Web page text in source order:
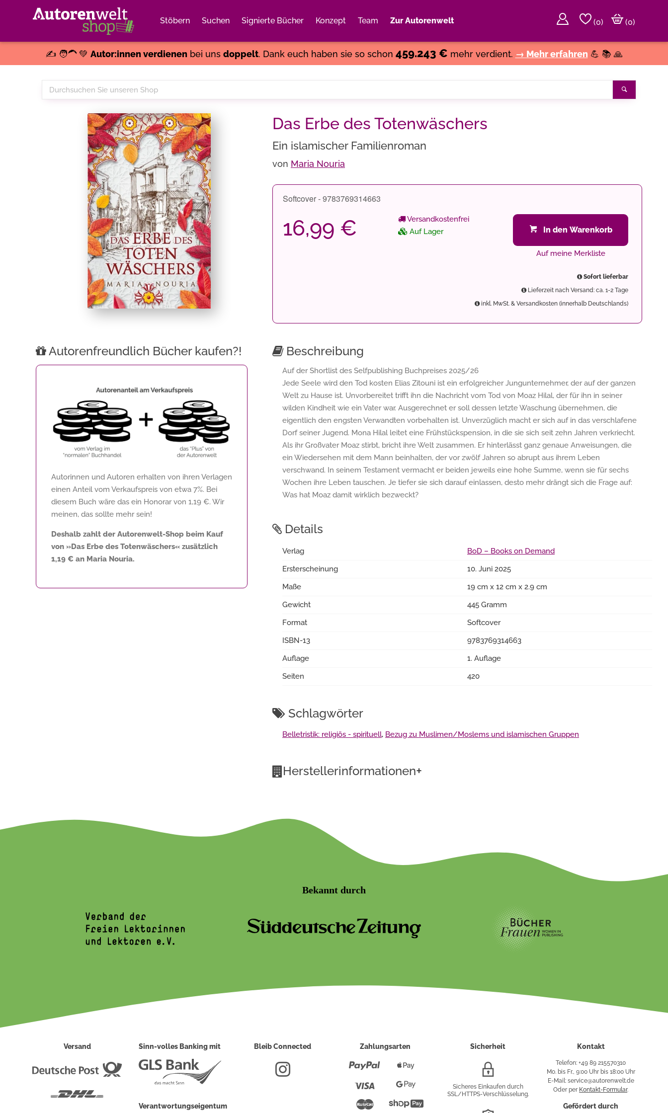
Stöbern Suchen Signierte Bücher Konzept Team Zur Autorenwelt (0)
(0)
✍️ 🧑‍🦱 💚 Autor:innen verdienenbei uns doppelt. Dank euch haben sie so schon 459.243 € mehr verdient. → Mehr erfahren 💪 📚 🙏
Durchsuchen
Sie
Das Erbe des Totenwäschers
Ein islamischer Familienroman
von Maria Nouria
Softcover - 9783769314663
16,99 €
Versandkostenfrei
Auf Lager
In den Warenkorb
Auf meine Merkliste
Sofort lieferbar
Lieferzeit nach Versand: ca. 1-2 Tage
inkl. MwSt. & Versandkosten (innerhalb Deutschlands)
Autorenfreundlich Bücher kaufen?!
Autorinnen und Autoren erhalten von ihren Verlagen
einen Anteil vom Verkaufspreis von etwa 7%. Bei
diesem Buch wäre das ein Honorar von 1,19 €. Wir
meinen, das sollte mehr sein!
Deshalb zahlt der Autorenwelt-Shop beim Kauf
von »Das Erbe des Totenwäschers« zusätzlich
1,19 € an Maria Nouria.
Beschreibung
Auf der Shortlist des Selfpublishing Buchpreises 2025/26
Jede Seele wird den Tod kosten Elias Zitouni ist ein erfolgreicher Jungunternehmer, der auf der ganzen
Welt zu Hause ist. Unvorbereitet trifft ihn die Nachricht vom Tod von Moaz Hilal, der für ihn in seiner
wilden Kindheit wie ein Vater war. Ausgerechnet er soll dessen letzte Waschung übernehmen, die
eigentlich den engsten Verwandten vorbehalten ist. Unverzüglich macht er sich auf in das verschlafene
Dorf seiner Jugend. Mona Hilal leitet eine Frühstückspension, in die sie sich seit zehn Jahren verkriecht.
Als ihr Großvater Moaz stirbt, bricht ihre Welt zusammen. Er hinterlässt ganz genaue Anweisungen, die
ein Wiedersehen mit dem Mann beinhalten, der vor zwölf Jahren so abrupt aus ihrem Leben
verschwand. In seinem Testament vermacht er beiden jeweils eine hohe Summe, wenn sie für sechs
Wochen ihre Leben tauschen. Je tiefer sie sich darauf einlassen, desto mehr drängt sich die Frage auf:
Was hat Moaz damit wirklich bezweckt?
Details
Verlag
BoD – Books on Demand
Ersterscheinung
10. Juni 2025
Maße
19 cm x 12 cm x 2.9 cm
Gewicht
445 Gramm
Format
Softcover
ISBN-13
9783769314663
Auflage
1. Auflage
Seiten
420
Schlagwörter
Belletristik: religiös - spirituell, Bezug zu Muslimen/Moslems und islamischen Gruppen
Herstellerinformationen+
Bekannt durch
Versand
Deutsche
Sinn-volles Banking mit
Verantwortungseigentum
Bleib Connected Zahlungsarten
Paypal
Mastercard
Pay
PayShopify
Sicherheit
Verschlüsselung
Sicheres Einkaufen durch
SSL/HTTPS-Verschlüsselung.
Kontakt
Telefon: +49 89 215570310
Mo. bis Fr., 9:00 Uhr bis 18:00 Uhr
E-Mail: service@autorenwelt.de
Oder per Kontakt-Formular.
Gefördert durch